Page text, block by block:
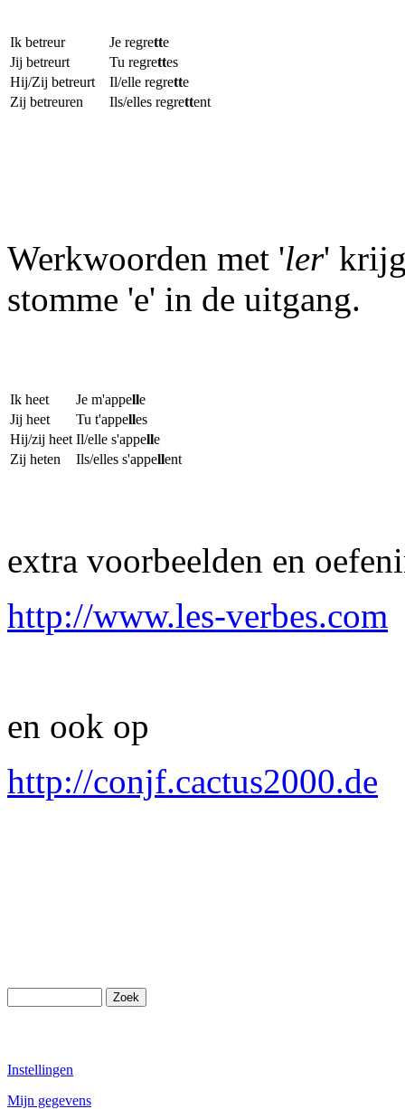
Ik betreur Je regrette
Jij betreurt
Tu regrettes
Hij/Zij betreurt
Il/elle regrette
Zij betreuren
Ils/elles regrettent
Werkwoorden met 'ler'
stomme 'e' in de uitgang.
Ik heet Je m'appelle
Jij heet
Tu t'appelles
Hij/zij heet Il/elle s'appelle
Zij heten
Ils/elles s'appellent
extra voorbeelden en
http://www.les-verbes.com
en ook op
http://conjf.cactus2000.de
Instellingen
Mijn gegevens